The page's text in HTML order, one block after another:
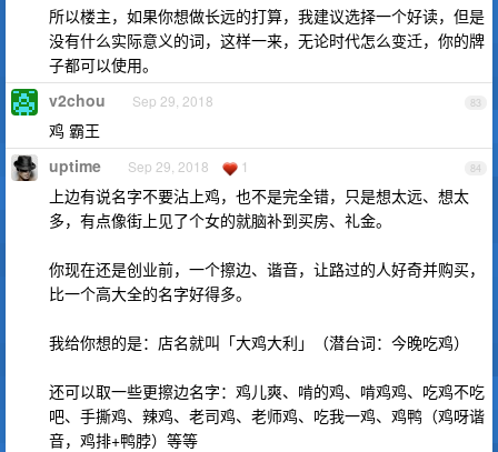
所以楼主，如果你想做长远的打算，我建议选择一个好读，但是
没有什么实际意义的词，这样一来，无论时代怎么变迁，你的牌
子都可以使用。
83
v2chou Sep 29, 2018
鸡 霸王
84
uptime Sep 29, 2018 1
上边有说名字不要沾上鸡，也不是完全错，只是想太远、想太
多，有点像街上见了个女的就脑补到买房、礼金。
你现在还是创业前，一个擦边、谐音，让路过的人好奇并购买，
比一个高大全的名字好得多。
我给你想的是：店名就叫「大鸡大利」（潜台词：今晚吃鸡）
还可以取一些更擦边名字：鸡儿爽、啃的鸡、啃鸡鸡、吃鸡不吃
吧、手撕鸡、辣鸡、老司鸡、老师鸡、吃我一鸡、鸡鸭（鸡呀谐
音，鸡排+鸭脖）等等